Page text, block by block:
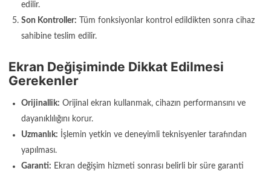
edilir.
Son Kontroller: Tüm fonksiyonlar kontrol edildikten sonra cihaz
sahibine teslim edilir.
Ekran Değişiminde Dikkat Edilmesi
Gerekenler
Orijinallik: Orijinal ekran kullanmak, cihazın performansını ve
dayanıklılığını korur.
Uzmanlık: İşlemin yetkin ve deneyimli teknisyenler tarafından
yapılması.
Garanti: Ekran değişim hizmeti sonrası belirli bir süre garanti